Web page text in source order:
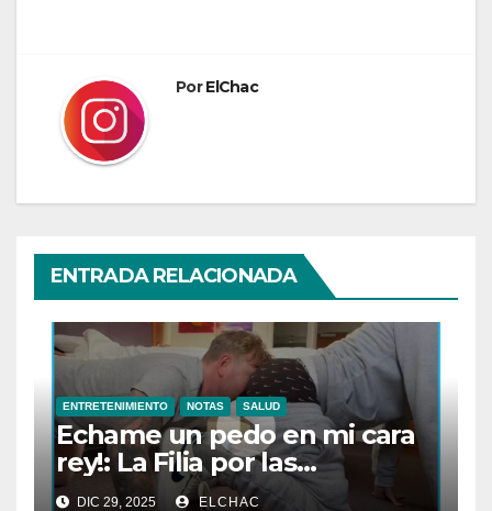
PorElChac
ENTRADA RELACIONADA
ENTRETENIMIENTO NOTAS SALUD
Echame un pedo en mi cara
rey!: La Filia por las
Flatulencias”
DIC 29, 2025 ELCHAC